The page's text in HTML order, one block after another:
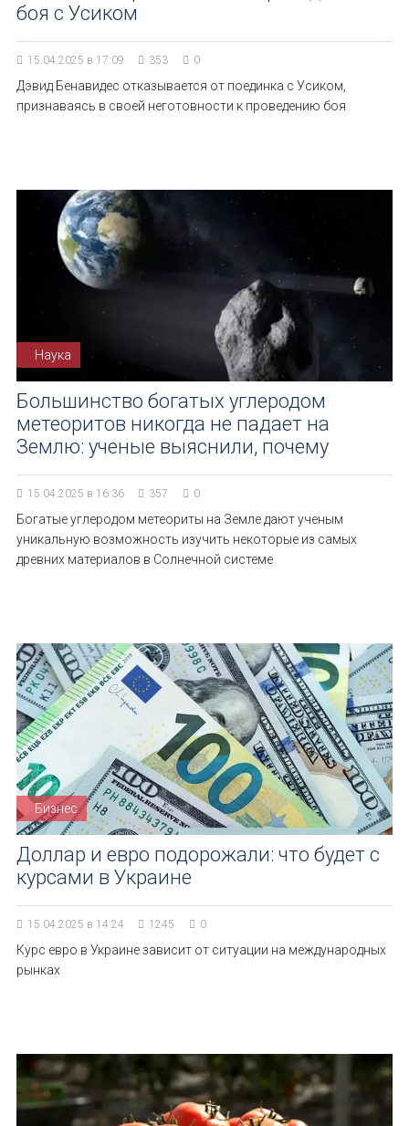
боя с Усиком
15.04.2025 в 17:09 353 0
Дэвид Бенавидес отказывается от поединка с Усиком,
признаваясь в своей неготовности к проведению боя
Наука
Большинство богатых углеродом
метеоритов никогда не падает на
Землю: ученые выяснили, почему
15.04.2025 в 16:36 357 0
Богатые углеродом метеориты на Земле дают ученым
уникальную возможность изучить некоторые из самых
древних материалов в Солнечной системе
Бизнес
Доллар и евро подорожали: что будет с
курсами в Украине
15.04.2025 в 14:24 1245 0
Курс евро в Украине зависит от ситуации на международных
рынках